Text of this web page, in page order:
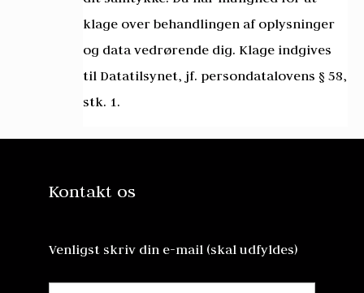
klage over behandlingen af oplysninger
og data vedrørende dig. Klage indgives
til Datatilsynet, jf. persondatalovens § 58,
stk. 1.
Kontakt os
Venligst skriv din e-mail (skal udfyldes)